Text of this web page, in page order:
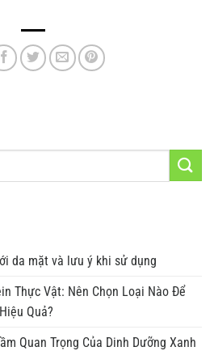
da mặt và lưu ý khi sử dụng
Thực Vật: Nên Chọn Loại Nào Để
Quả?
Quan Trọng Của Dinh Dưỡng Xanh